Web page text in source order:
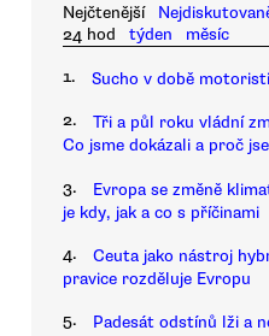
Nejčtenější
24 hod
týden měsíc
1. Sucho v době
2.
Tři a půl roku vládní
Co jsme dokázali a proč
3.
Evropa se změně
je kdy, jak a co s příčinami
4.
Ceuta jako nástroj
pravice rozděluje Evropu
5. Padesát odstínů lži a